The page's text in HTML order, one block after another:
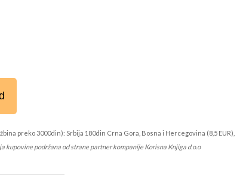
preko 3000din): Srbija 180din Crna Gora, Bosna i Hercegovina (8,5 EUR),
kupovine podržana od strane partner kompanije Korisna Knjiga d.o.o